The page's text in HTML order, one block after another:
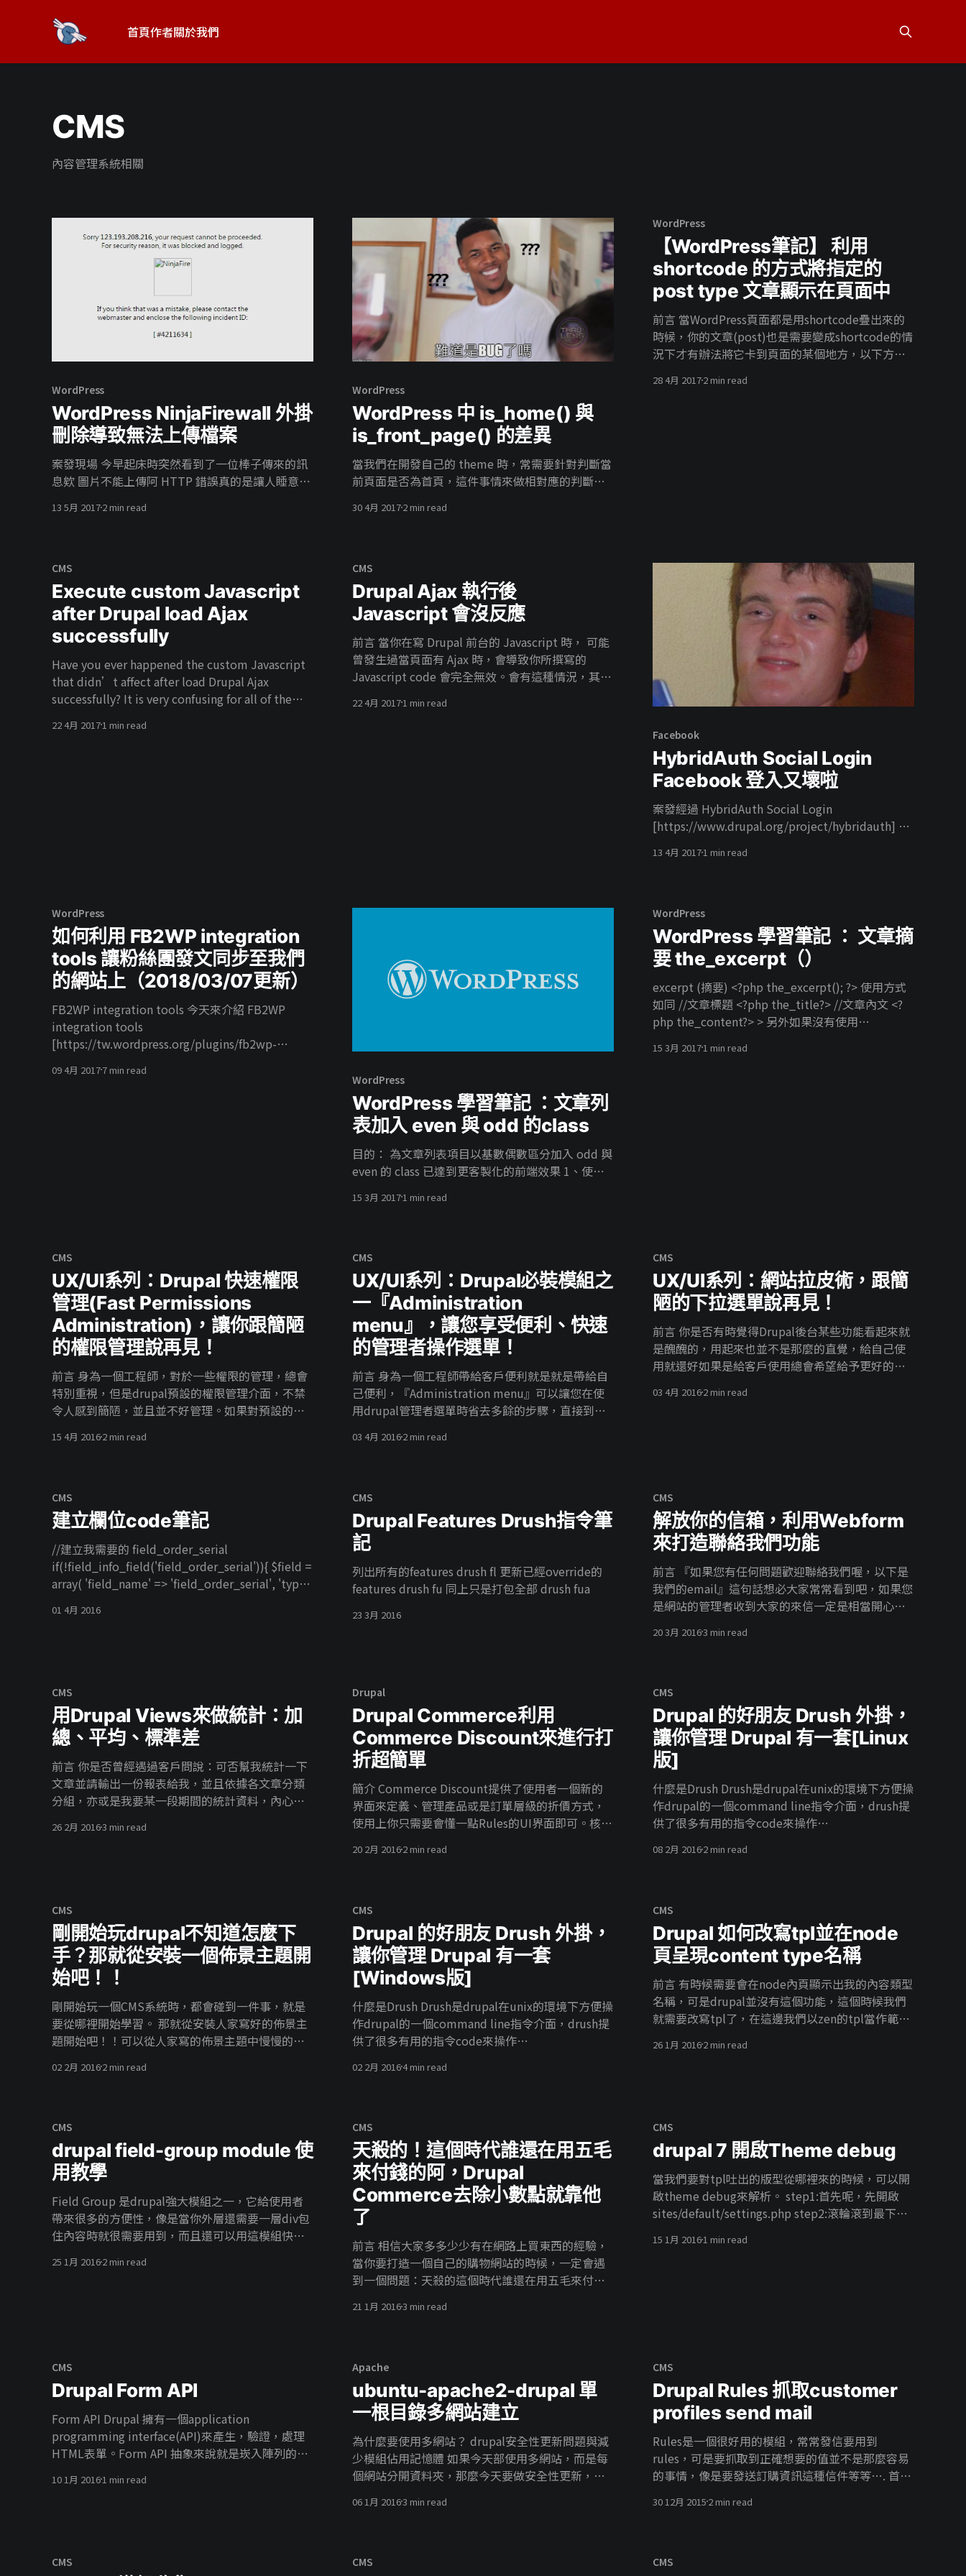
首頁作者關於我們
CMS
內容管理系統相關
WordPress
WordPress NinjaFirewall 外掛
刪除導致無法上傳檔案
案發現場 今早起床時突然看到了一位棒子傳來的訊
息欸 圖片不能上傳阿 HTTP 錯誤真的是讓人睡意全
沒有做什麼事情阿 下班時終於可以好好的來處理這
驗證是他的問題，所以我將外掛裝了回來，回復預
設值之後果不其然的正常運作了。為了解決此問題
立馬查了一下外掛官方的 FAQ
[https://nintechnet.com/ninjafirewall/wp-
edition/help/] 一瞧 > To uninstall NinjaFirewall:
on the “Plugins” menu and deactivate the
NinjaFirewall. 2. Click “Delete” to remove
13 5月 20172 min read
WordPress
WordPress 中 is_home() 與
is_front_page() 的差異
當我們在開發自己的 theme 時，常需要針對判斷當
前頁面是否為首頁，這件事情來做相對應的判斷，
'front' : print 'not-front'; ?>"> //balabala </body>
得到 not-front 實在讓人疑問，難道是 BUG 嗎 > 在
這裡使用 PHP if() 條件式的簡寫 可以參考PHP: if
[http:
30 4月 20172 min read
WordPress
【WordPress筆記】 利用
shortcode 的方式將指定的
post type 文章顯示在頁面中
前言 當WordPress頁面都是用shortcode疊出來的
時候，你的文章(post)也是需要變成shortcode的情
況下才有辦法將它卡到頁面的某個地方，以下方式
在頁面中可以方便的調用它！！ 以下範例code，可
28 4月 20172 min read
CMS
Execute custom Javascript
after Drupal load Ajax
successfully
Have you ever happened the custom Javascript
that didn’t affect after load Drupal Ajax
successfully? It is very confusing for all of the
worry about that. Here have three solutions that
22 4月 20171 min read
CMS
Drupal Ajax 執行後
Javascript 會沒反應
前言 當你在寫 Drupal 前台的 Javascript 時， 可能
曾發生過當頁面有 Ajax 時，會導致你所撰寫的
Javascript code 會完全無效。會有這種情況，其實
的程式碼並不會動態的重新抓取更新過後的元素，
22 4月 20171 min read
Facebook
HybridAuth Social Login
Facebook 登入又壞啦
案發經過 HybridAuth Social Login
[https://www.drupal.org/project/hybridauth] FB
登入失效這次是沒有 HTTPS 的網站也壞了，立馬
大家也都是這樣所以他被 Closed (fixed) 理所當然
我也照做了，裝 dev 版本用最新的 Library 豈料最
新的 Library 有問題阿，模組直接噴錯給你看 結論
吃我的 Simple FB Connect
[https://www.drupal.org/project/simple_fb_
13 4月 20171 min read
WordPress
如何利用 FB2WP integration
tools 讓粉絲團發文同步至我們
的網站上（2018/03/07更新）
FB2WP integration tools 今天來介紹 FB2WP
integration tools
[https://tw.wordpress.org/plugins/fb2wp-
絲專頁發文之後，Facebook 自動的幫我們把資料送
址 需要 HTTPS 如果你的網站還不是 HTTPS 的話
可以參考使用 Let’s
09 4月 20177 min read
WordPress
WordPress 學習筆記 ：文章列
表加入 even 與 odd 的class
目的： 為文章列表項目以基數偶數區分加入 odd 與
even 的 class 已達到更客製化的前端效果 1、使用
於wordpress官方屬性說明： > (available during
索引，從 0 開始 1、2、3、4、5、6、7…..照順序排
列 2、於 have_posts() 迴圈裡使用 $current_post
屬性進行運算 於
15 3月 20171 min read
WordPress
WordPress 學習筆記 ： 文章摘
要 the_excerpt（）
excerpt (摘要) <?php the_excerpt(); ?> 使用方式
如同 //文章標題 <?php the_title?> //文章內文 <?
php the_content?> > 另外如果沒有使用
章內容的文字使用 修改文章摘要後綴文字
15 3月 20171 min read
CMS
UX/UI系列：Drupal 快速權限
管理(Fast Permissions
Administration)，讓你跟簡陋
的權限管理說再見！
前言 身為一個工程師，對於一些權限的管理，總會
特別重視，但是drupal預設的權限管理介面，不禁
令人感到簡陋，並且並不好管理。如果對預設的管
Administration”吧。 介紹 Fast Permissions
面。 安裝 在drupal.org [https://www.drupal.org]
的Modules中找到Fast Permissions
Administration
[https://www.drupal.org/project/fpa] 找到下方穩
定版，複製連結網址。 在drupal安裝模組中，貼上
連結網址並安裝。 啟用模組。 或者直接使用drush
限”
15 4月 20162 min read
CMS
UX/UI系列：Drupal必裝模組之
一『Administration
menu』，讓您享受便利、快速
的管理者操作選單！
前言 身為一個工程師帶給客戶便利就是就是帶給自
己便利，『Administration menu』可以讓您在使
用drupal管理者選單時省去多餘的步驟，直接到您
接使用，非常方便，讓我們來看看怎麼操作吧！ 安
去安裝此模組。 step1:複製模組連結 step2:接著到
Home » Administration » Modules貼上連結，並
按下install step3:完成之後開啟相關模組及關閉
drupal原生的menu設定 開啟相關模組： 關閉
drupal原生模組： 以上步驟完成之後相信您已經可
以看到有什麼地方不一樣拉～ drupal預設： 使用
Administration menu後 結語 看完以上教學之後希
望大家都可以自己動手試試～安裝自己的第一個
03 4月 20162 min read
CMS
UX/UI系列：網站拉皮術，跟簡
陋的下拉選單說再見！
前言 你是否有時覺得Drupal後台某些功能看起來就
是醜醜的，用起來也並不是那麼的直覺，給自己使
用就還好如果是給客戶使用總會希望給予更好的使
Chosen，這個模組使用jQuery讓你的下拉式選單更
擇啟用就可以看到效果囉。 使用教學 首先我們先安
裝chosen模組 你可以使用drush幫你放好libraries
或是手動放入libraries 以下我們使用drush示範
drush en chosen drush chosenplugin 當你安裝好
後可以在設定/使用者界面/chosen看到一些預設的
設定 你也可以在欄位的設定選擇是否啟用chosen 預
設是No preference如果要啟用我們選擇Apply即可
03 4月 20162 min read
CMS
建立欄位code筆記
//建立我需要的 field_order_serial
if(!field_info_field('field_order_serial')){ $field =
array( 'field_name' => 'field_order_serial', 'type'
the instance on the Commerce Order. $instance
01 4月 2016
CMS
Drupal Features Drush指令筆
記
列出所有的features drush fl 更新已經override的
features drush fu 同上只是打包全部 drush fua
23 3月 2016
CMS
解放你的信箱，利用Webform
來打造聯絡我們功能
前言 『如果您有任何問題歡迎聯絡我們喔，以下是
我們的email』這句話想必大家常常看到吧，如果您
是網站的管理者收到大家的來信一定是相當開心，
選擇了嗎？這次我們要介紹的就是webform這個模
以不用再信箱堆裡面翻信囉，讓我們來看看他有什
麼樣的功能吧。 簡介 要建立一個基本的webform其
實非常簡單，只需要以下幾個步驟即可。 1. 新增一
個webform 2. 建立想給使用者填的欄位 3. 將
webform變成一個區塊/或是按照原樣 4. 放在你想
webform模組，如果您不會用drush可以參考我們
的 Drupal 的好朋友 Drush 外掛，讓你管理 Drupal
有一套[Linux版]
[https://bonze.tw/%E5%BE%8C%E7%AB%AF%E
20 3月 20163 min read
CMS
用Drupal Views來做統計：加
總、平均、標準差
前言 你是否曾經遇過客戶問說：可否幫我統計一下
文章並請輸出一份報表給我，並且依據各文章分類
分組，亦或是我要某一段期間的統計資料，內心
何一行程式碼也可以做出統計數據，只要使用views
立一個新的views來統計各個分類有多少篇文章，有
以下要點。 * 建立一個views * 開啟Use
aggregation * 將篩選條件通通移除 * 抓取要進行統
計的欄位 * 選擇計算方式 詳細教學 首先，我有一些
文章並且我給予了每篇文章分類如下圖 建立一個新
的views來呈現資料 開啟aggregation功能 位置在
Advanced>OTHER>Use aggregation 接著新增一個
文章分類的欄位 Aggregation type 選擇 Group
results together 我們可以看到雖然我們的文章分
類有出現可是現在並不是合併在一起的，這是因為
發
26 2月 20163 min read
Drupal
Drupal Commerce利用
Commerce Discount來進行打
折超簡單
簡介 Commerce Discount提供了使用者一個新的
界面來定義、管理產品或是訂單層級的折價方式，
使用上你只需要會懂一點Rules的UI界面即可。核心
但是只要使用這個模組解就可以解決大部分的折價
折價整筆訂單還是商品折價 4. 給予折價的條件 5. 折
價多少 6. 是否與其他折價方式並用 以下是一個簡單
的教學 首先我們先建立一個新的折價方式 取好折價
的名稱，以及在結算時顯示的折價名稱 讓我們對整
筆訂單進行折價，並且給予折價條件 讓我實際結帳
成囉，如果有需求可以搭配Commerce Discount
Extra
[https://www.drupal.org/project/commerce_dis
count_extra]一起使用 可能遇到的問題 經過實際的
20 2月 20162 min read
CMS
Drupal 的好朋友 Drush 外掛，
讓你管理 Drupal 有一套[Linux
版]
什麼是Drush Drush是drupal在unix的環境下方便操
作drupal的一個command line指令介面，drush提
供了很多有用的指令code來操作
你的drupal、執行sql指令、資料庫備份遷移，跟一
子怎麼來的?他有什麼意思? Drush就是Drupal跟
Shell兩字的合體。shell翻作中文叫外殼顧名思義就
是我們利用這個外殼來操縱drupal，讀音的念起來
就像是”抓許” 安裝方式 目前Drush最新的版本已
經到了8.X，而linux版本的安裝方式較為簡單只要照
著官方指令一步一步來就可以安裝好囉。 輸入以下
指令 下載安裝檔 wget
http://files.drush.org/drush.phar 測試一下安裝檔
php drush.phar core-status 更改一下權限與路徑
08 2月 20162 min read
CMS
剛開始玩drupal不知道怎麼下
手？那就從安裝一個佈景主題開
始吧！！
剛開始玩一個CMS系統時，都會碰到一件事，就是
要從哪裡開始學習。 那就從安裝人家寫好的佈景主
題開始吧！！可以從人家寫的佈景主題中慢慢的找
進入drupal theme大本營
教學的佈景主題以zen
[https://www.drupal.org/project/zen]來做範例
點擊上方連結進入網站之後滾輪滾到下方點右鍵
“另存連結”下載下來。 Step2：將解壓縮後的檔
案放到指定資料夾目錄下，並修改內容。 將解壓縮
下來的資料夾“zen”放到drupal 的根目錄底下 路
徑：sites/all/themes/ 如附圖 接著進入zen資料夾
底下將STARTERKIT資料夾整個複製出來到
sites/all/themes/ 如附圖 接著將STARTERKIT更改
02 2月 20162 min read
CMS
Drupal 的好朋友 Drush 外掛，
讓你管理 Drupal 有一套
[Windows版]
什麼是Drush Drush是drupal在unix的環境下方便操
作drupal的一個command line指令介面，drush提
供了很多有用的指令code來操作
你的drupal、執行sql指令、資料庫備份遷移，跟一
子怎麼來的?他有什麼意思? Drush就是Drupal跟
Shell兩字的合體。shell翻作中文叫外殼顧名思義就
是我們利用這個外殼來操縱drupal，讀音的念起來
就像是”抓許” 安裝方式 如果你沒接觸過其他作業
系統的話會覺得有點憋扭，因為在windows下執行
指令並沒有很直覺的方式。 在windows環境我們必
須要借助其他程式來輔助我們，所以我們必須要安
裝git [https://git-scm.com/download/win]以及
Composer [https://getcomposer.org/download/]
安裝Composer 當我們下載下來之後點擊安裝並且
點擊下一步直到選擇PHP
02 2月 20164 min read
CMS
Drupal 如何改寫tpl並在node
頁呈現content type名稱
前言 有時候需要會在node內頁顯示出我的內容類型
名稱，可是drupal並沒有這個功能，這個時候我們
就需要改寫tpl了，在這邊我們以zen的tpl當作範例
管怎麼改都沒有任何效果，此時才想起我的node頁
到，所以找了一下solution找到了針對content
type改寫page的tpl寫法 先看node針對type的命名
方法
[https://api.drupal.org/api/drupal/modules!nod
e!node.tpl.php/7] 可是對於我們的狀況page並不認
得這種寫法，所以我們必須讓page tpl認得content
type 首先我們要先在
sites\all\themes\MYTHEME\template.php加入這
26 1月 20162 min read
CMS
drupal field-group module 使
用教學
Field Group 是drupal強大模組之一，它給使用者
帶來很多的方便性，像是當你外層還需要一層div包
住內容時就很需要用到，而且還可以用這模組快速
介紹它的功能性吧 首先要先建立group_field
果如下
25 1月 20162 min read
CMS
天殺的！這個時代誰還在用五毛
來付錢的阿，Drupal
Commerce去除小數點就靠他
了
前言 相信大家多多少少有在網路上買東西的經驗，
當你要打造一個自己的購物網站的時候，一定會遇
到一個問題：天殺的這個時代誰還在用五毛來付錢
個時候就可以用Commerce Price Decimals
擴充，他提供了commercee價錢的欄位顯示格式，
你可以用他來顯示不同的小數點格式。 如果你不知
道如何修改小數點，commerce有預設的模組可以
修改小數點位置，可是無法去除小數點。
Commerce Price Decimals Formatter有以下功能
> * 顯示n個小數 * 顯示n個小數以及其他的組成 *
views處理的訂單總計n個小數 * views處理的line
item顯示n個小數 這個模組是需要drupal
commerce模組才能使用的，當我們安裝好之後預
顯示就可以看到Fo
21 1月 20163 min read
CMS
drupal 7 開啟Theme debug
當我們要對tpl吐出的版型從哪裡來的時候，可以開
啟theme debug來解析。 step1:首先呢，先開啟
sites/default/settings.php step2:滾輪滾到最下
掉即可。 step3:將Cache清掉。Administration >
15 1月 20161 min read
CMS
Drupal Form API
Form API Drupal 擁有一個application
programming interface(API)來產生，驗證，處理
HTML表單。Form API 抽象來說就是崁入陣列的屬
呈現出form。有以下幾點: > * 利用個陣列讓form
注入攻擊保護form 了解Form運作 Form:建立、驗
10 1月 20161 min read
Apache
ubuntu-apache2-drupal 單
一根目錄多網站建立
為什麼要使用多網站？ drupal安全性更新問題與減
少模組佔用記憶體 如果今天部使用多網站，而是每
個網站分開資料夾，那麼今天要做安全性更新，就
在同一個資料夾，那麼drupal核心更新時，在更新
網站(以ubuntu-apache2為例） 1.
06 1月 20163 min read
CMS
Drupal Rules 抓取customer
profiles send mail
Rules是一個很好用的模組，常常發信要用到
rules，可是要抓取到正確想要的值並不是那麼容易
的事情，像是要發送訂購資訊這種信件等等…. 首先
rule 根據我們要的條件選擇觸發事件在這邊我們選
們後續要處理的事情 這邊我們先新增一個條件可以
30 12月 20152 min read
CMS CMS CMS